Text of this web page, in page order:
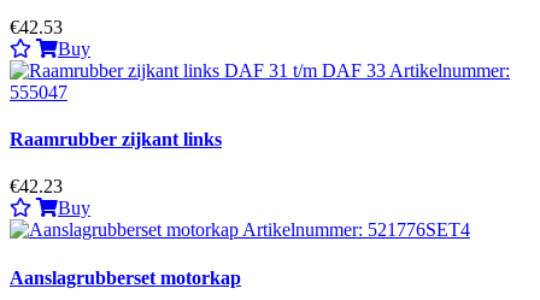
€42.53
Buy
Raamrubber zijkant links
€42.23
Buy
Aanslagrubberset motorkap